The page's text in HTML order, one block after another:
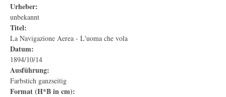
Urheber:
unbekannt
Titel:
La Navigazione Aerea - L'uoma che vola
Datum:
1894/10/14
Ausführung:
Farbstich ganzseitig
Format (H*B in cm):